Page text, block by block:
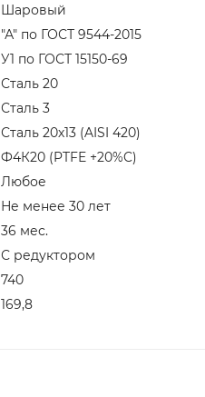
Шаровый
"А" по ГОСТ 9544-2015
У1 по ГОСТ 15150-69
Сталь 20
Сталь 3
Сталь 20х13 (AISI 420)
Ф4К20 (PTFE +20%C)
Любое
Не менее 30 лет
36 мес.
С редуктором
740
169,8